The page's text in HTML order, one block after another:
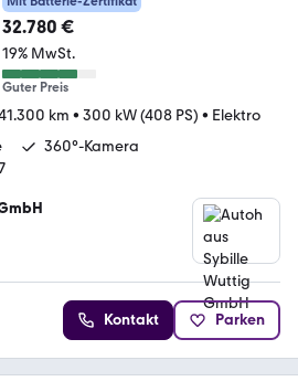
32.780 €
19% MwSt.
Guter Preis
km • 300 kW (408 PS) • Elektro
360°-Kamera
Kontakt Parken